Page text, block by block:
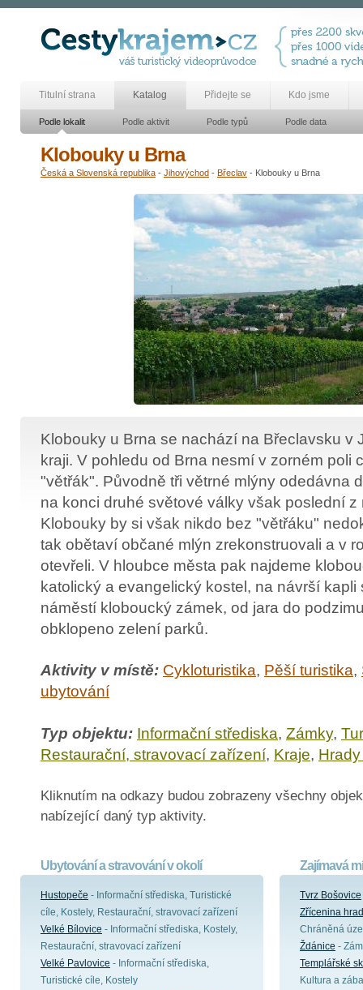
Titulní strana Katalog Přidejte se Kdo jsme
Podle lokalit Podle aktivit Podle typů Podle data
Klobouky u Brna
Česká a Slovenská republika - Jihovýchod - Břeclav - Klobouky u Brna
Klobouky u Brna se nachází na Břeclavsku v
kraji. V pohledu od Brna nesmí v zorném poli
"větřák". Původně tři větrné mlýny odedávna
na konci druhé světové války však poslední z
Klobouky by si však nikdo bez "větřáku"
tak obětaví občané mlýn zrekonstruovali a v
otevřeli. V hloubce města pak najdeme
katolický a evangelický kostel, na návrší kapli
náměstí kloboucký zámek, od jara do
obklopeno zelení parků.
Aktivity v místě: Cykloturistika, Pěší turistika,
ubytování
Typ objektu: Informační střediska, Zámky,
Restaurační, stravovací zařízení, Kraje,
Kliknutím na odkazy budou zobrazeny všechny
nabízející daný typ aktivity.
Ubytování a stravování v okolí
Hustopeče - Informační střediska, Turistické
cíle, Kostely, Restaurační, stravovací zařízení
Velké Bílovice - Informační střediska, Kostely,
Restaurační, stravovací zařízení
Velké Pavlovice - Informační střediska,
Turistické cíle, Kostely
Zajímavá
Tvrz Bošovice
Zřícenina
Chráněná
Ždánice -
Templářské
Kultura a